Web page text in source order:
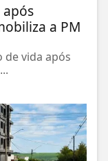
a PM
de vida após